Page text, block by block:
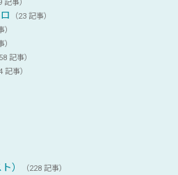
記事）
（23 記事）
）
）
58 記事）
記事）
） （228 記事）